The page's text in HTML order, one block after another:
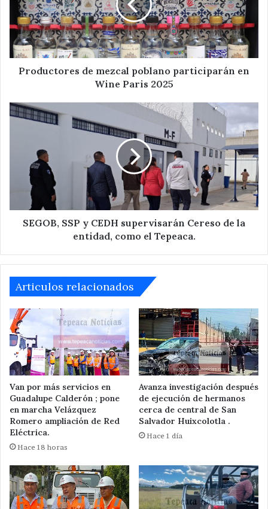
participarán
en
Wine
Paris
2025
Productores de mezcal poblano participarán en
Wine Paris 2025
SEGOB,
SSP
supervisarán
Cereso
entidad,
comoSEGOB, SSP y CEDH supervisarán Cereso de la
entidad, como el Tepeaca.
Articulos relacionados
Van por más servicios en
Guadalupe Calderón ; pone
en marcha Velázquez
Romero ampliación de Red
Eléctrica.
Hace 18 horas
Avanza investigación después
de ejecución de hermanos
cerca de central de San
Salvador Huixcolotla .
Hace 1 día